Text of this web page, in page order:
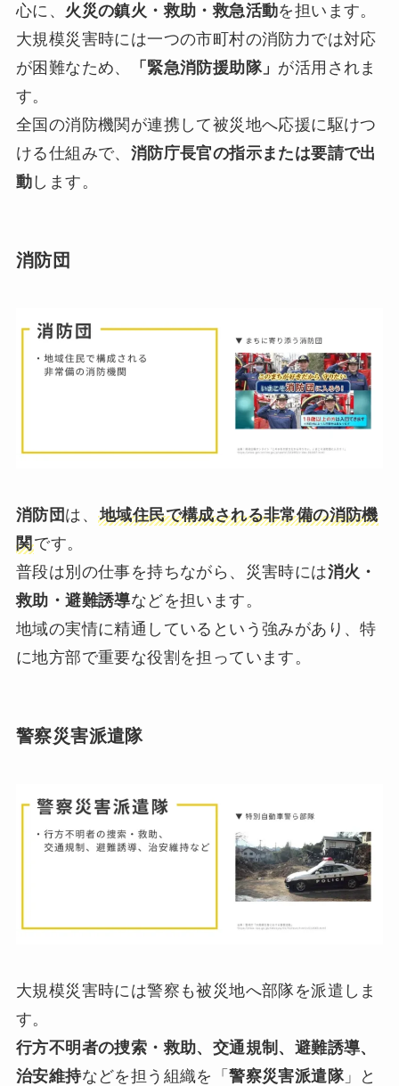
心に、 火災の鎮火・救助・救急活動を担います。
大規模災害時には一つの市町村の消防力では対応
が困難なため、
「緊急消防援助隊」 が活用されま
す。
全国の消防機関が連携して被災地へ応援に駆けつ
ける仕組みで、 消防庁長官の指示または要請で出
動 します。
消防団
消防団 は、 地域住民で構成される非常備の消防機
関です。
普段は別の仕事を持ちながら、災害時には消火・
救助・避難誘導などを担います。
地域の実情に精通しているという強みがあり、特
に地方部で重要な役割を担っています。
警察災害派遣隊
大規模災害時には警察も被災地へ部隊を派遣しま
す。
行方不明者の捜索・救助、交通規制、避難誘導、
治安維持などを担う組織を「警察災害派遣隊」と